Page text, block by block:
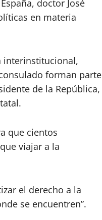
doctor José
en materia
interinstitucional,
forman parte
de la República,
que cientos
viajar a la
el derecho a la
se encuentren”.